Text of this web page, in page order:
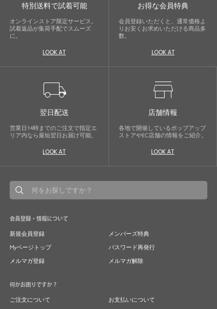
特別送料で試着可能
オンラインストア限定サービス。
試着返品が集荷手配でスムーズ
に。
LOOK AT
お得な会員特典
会員登録いただくと、通常価格よ
りお安くお求めいただける商品多
数。
LOOK AT
local_shipping
翌日配送
営業日14時までのご注文で指定エ
リア内なら最短翌日お届け可能。
LOOK AT
store
店舗情報
各地で開催しているポップアップ
ストアやEC店舗の情報をご紹介。
LOOK AT
会員登録・情報について
新規会員登録
メンバーズ特典
Myページトップ
パスワード再発行
メルマガ登録
メルマガ解除
何かお困りですか？
ご注文について お支払いについて